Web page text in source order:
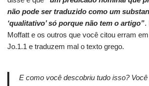
não pode ser traduzido como um
‘qualitativo’ só porque não tem o artigo”.
Moffatt e os outros que você citou erram
Jo.1.1 e traduzem mal o texto grego.
E como você descobriu tudo isso?